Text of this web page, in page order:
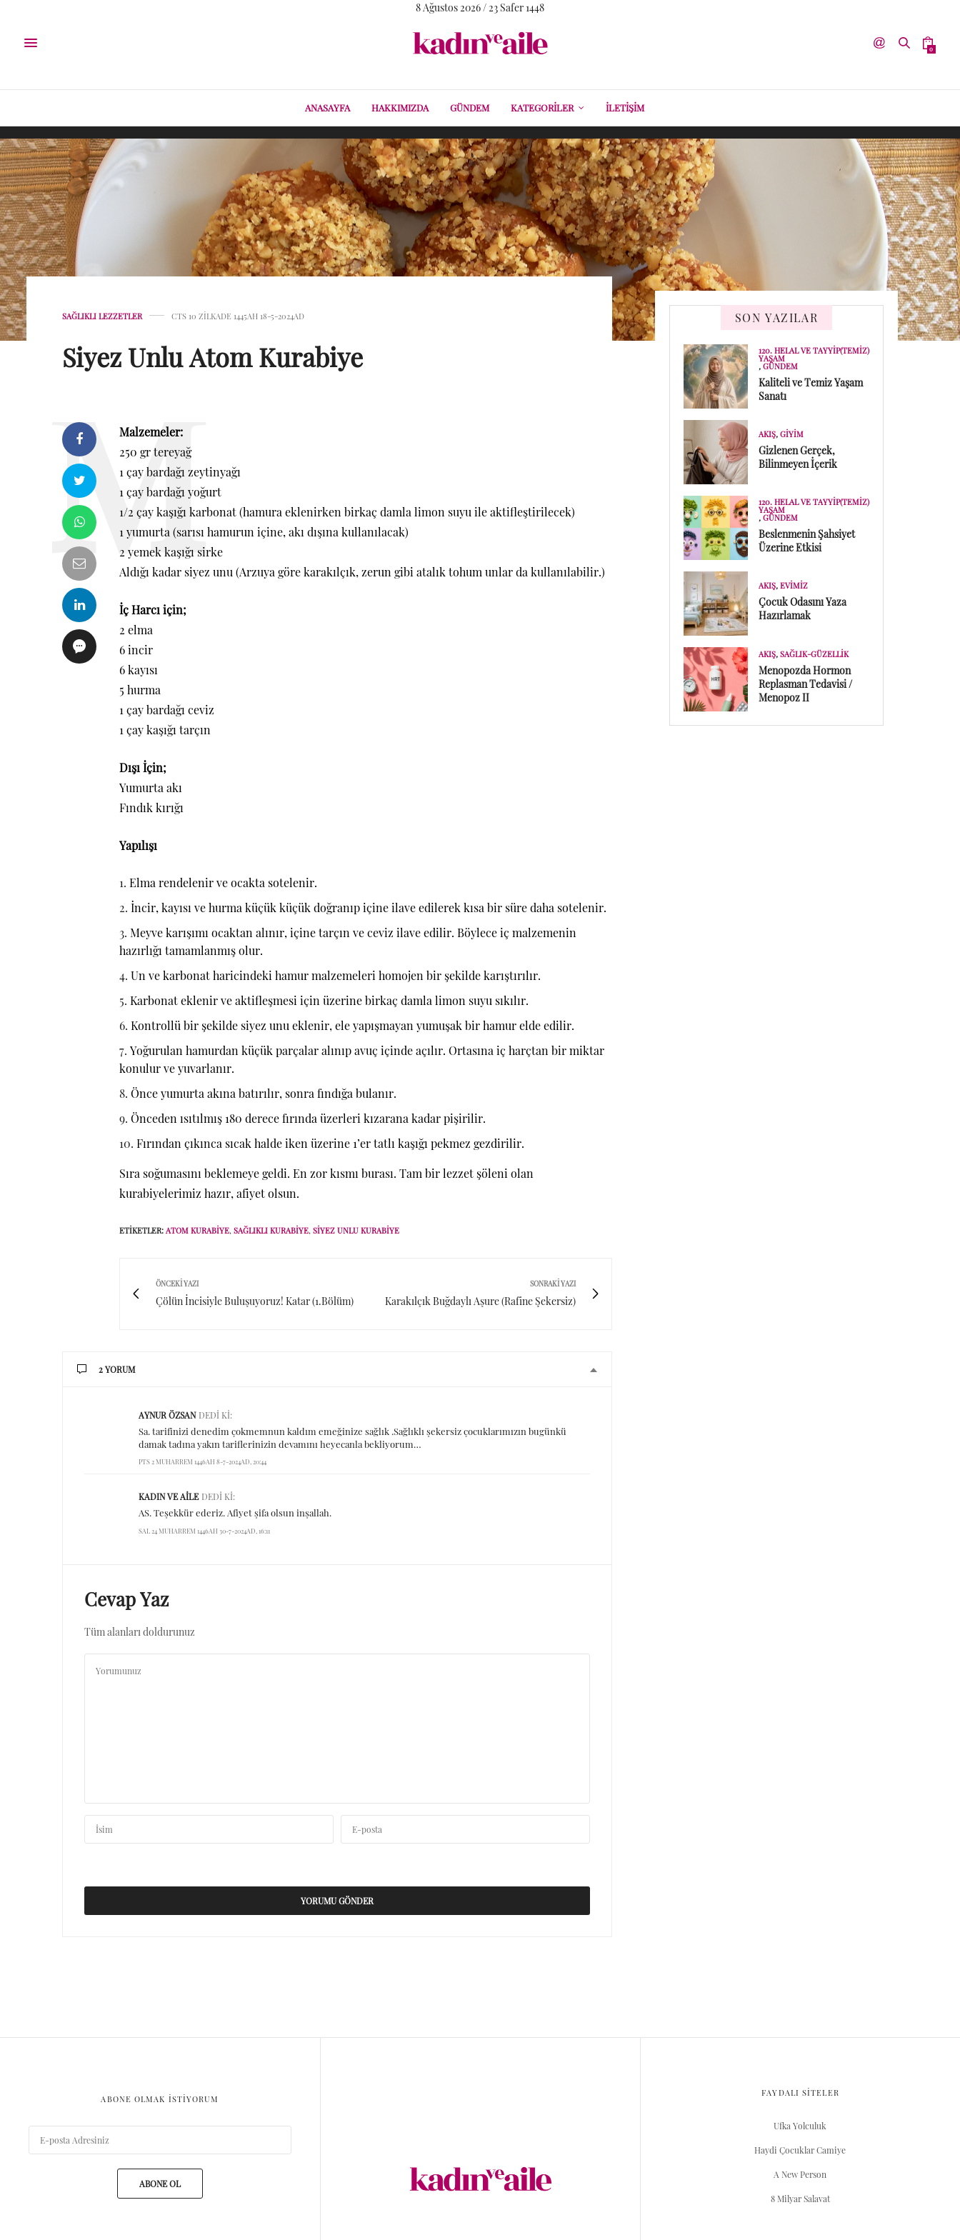
8 Ağustos 2026 / 23 Safer 1448
0
ANASAYFA HAKKIMIZDA GÜNDEM KATEGORILER İLETIŞIM
SAĞLIKLI LEZZETLER CTS 10 ZILKADE 1445AH 18-5-2024AD
Siyez Unlu Atom Kurabiye
Malzemeler:
250 gr tereyağ
1 çay bardağı zeytinyağı
1 çay bardağı yoğurt
1/2 çay kaşığı karbonat (hamura eklenirken birkaç damla limon suyu ile aktifleştirilecek)
1 yumurta (sarısı hamurun içine, akı dışına kullanılacak)
2 yemek kaşığı sirke
Aldığı kadar siyez unu (Arzuya göre karakılçık, zerun gibi atalık tohum unlar da kullanılabilir.)
İç Harcı için;
2 elma
6 incir
6 kayısı
5 hurma
1 çay bardağı ceviz
1 çay kaşığı tarçın
Dışı İçin;
Yumurta akı
Fındık kırığı
Yapılışı
Elma rendelenir ve ocakta sotelenir.
İncir, kayısı ve hurma küçük küçük doğranıp içine ilave edilerek kısa bir süre daha sotelenir.
Meyve karışımı ocaktan alınır, içine tarçın ve ceviz ilave edilir. Böylece iç malzemenin
hazırlığı tamamlanmış olur.
Un ve karbonat haricindeki hamur malzemeleri homojen bir şekilde karıştırılır.
Karbonat eklenir ve aktifleşmesi için üzerine birkaç damla limon suyu sıkılır.
Kontrollü bir şekilde siyez unu eklenir, ele yapışmayan yumuşak bir hamur elde edilir.
Yoğurulan hamurdan küçük parçalar alınıp avuç içinde açılır. Ortasına iç harçtan bir miktar
konulur ve yuvarlanır.
Önce yumurta akına batırılır, sonra fındığa bulanır.
Önceden ısıtılmış 180 derece fırında üzerleri kızarana kadar pişirilir.
Fırından çıkınca sıcak halde iken üzerine 1’er tatlı kaşığı pekmez gezdirilir.
Sıra soğumasını beklemeye geldi. En zor kısmı burası. Tam bir lezzet şöleni olan
kurabiyelerimiz hazır, afiyet olsun.
ETIKETLER: ATOM KURABIYE, SAĞLIKLI KURABIYE, SIYEZ UNLU KURABIYE
ÖNCEKI YAZI
Çölün İncisiyle Buluşuyoruz! Katar (1.Bölüm)
SONRAKI YAZI
Karakılçık Buğdaylı Aşure (Rafine Şekersiz)
2 YORUM
AYNUR ÖZSAN DEDI KI:
PTS 2 MUHARREM 1446AH 8-7-2024AD, 20:44
Sa. tarifinizi denedim çokmemnun kaldım emeğinize sağlık .Sağlıklı şekersiz çocuklarımızın bugünkü
damak tadına yakın tariflerinizin devamını heyecanla bekliyorum…
KADIN VE AILE DEDI KI:
SAL 24 MUHARREM 1446AH 30-7-2024AD, 16:11
AS. Teşekkür ederiz. Afiyet şifa olsun inşallah.
Cevap Yaz
Tüm alanları doldurunuz
SON YAZILAR
120. HELAL VE TAYYIP(TEMIZ)
YAŞAM
, GÜNDEM
Kaliteli ve Temiz Yaşam
Sanatı
AKIŞ, GIYIM
Gizlenen Gerçek,
Bilinmeyen İçerik
120. HELAL VE TAYYIP(TEMIZ)
YAŞAM
, GÜNDEM
Beslenmenin Şahsiyet
Üzerine Etkisi
AKIŞ, EVIMIZ
Çocuk Odasını Yaza
Hazırlamak
AKIŞ, SAĞLIK-GÜZELLIK
Menopozda Hormon
Replasman Tedavisi /
Menopoz II
ABONE OLMAK ISTIYORUM
ABONE OL
FAYDALI SİTELER
Ufka Yolculuk
Haydi Çocuklar Camiye
A New Person
8 Milyar Salavat